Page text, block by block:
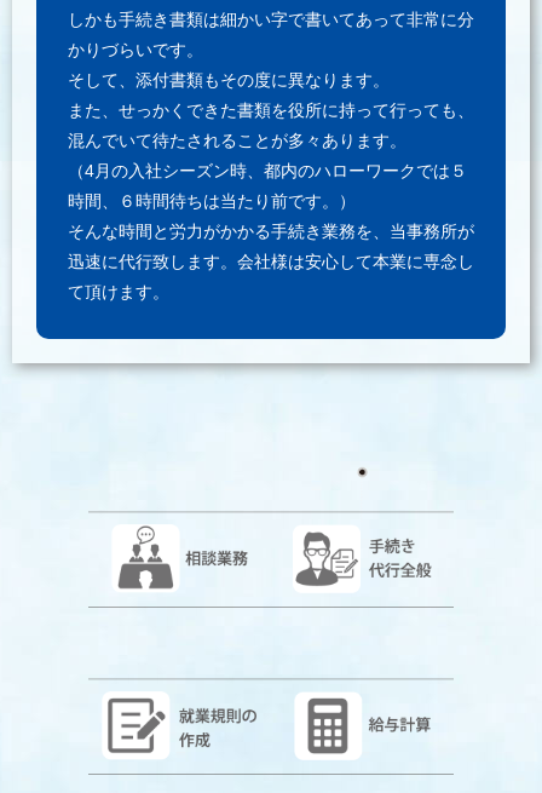
しかも手続き書類は細かい字で書いてあって非常に分
かりづらいです。
そして、添付書類もその度に異なります。
また、せっかくできた書類を役所に持って行っても、
混んでいて待たされることが多々あります。
（4月の入社シーズン時、都内のハローワークでは５
時間、６時間待ちは当たり前です。）
そんな時間と労力がかかる手続き業務を、当事務所が
迅速に代行致します。会社様は安心して本業に専念し
て頂けます。